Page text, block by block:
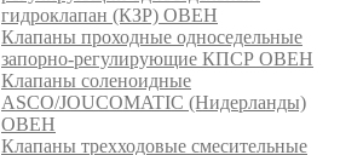
гидроклапан (КЗР) ОВЕН
Клапаны проходные односедельные
запорно-регулирующие КПСР ОВЕН
Клапаны соленоидные
ASCO/JOUCOMATIC (Нидерланды)
ОВЕН
Клапаны трехходовые смесительные